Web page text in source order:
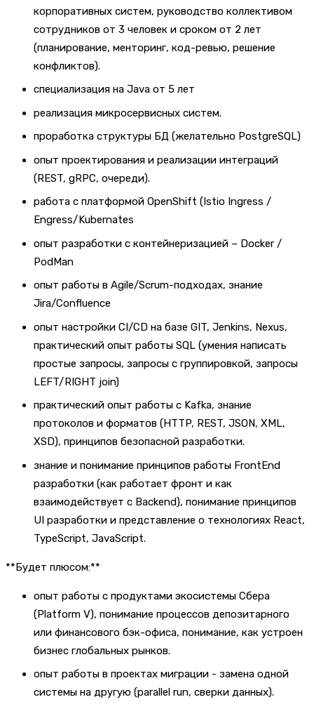
корпоративных систем, руководство коллективом
сотрудников от 3 человек и сроком от 2 лет
(планирование, менторинг, код-ревью, решение
конфликтов).
специализация на Java от 5 лет
реализация микросервисных систем.
проработка структуры БД (желательно PostgreSQL)
опыт проектирования и реализации интеграций
(REST, gRPC, очереди).
работа с платформой OpenShift (Istio Ingress /
Engress/Kubernates
опыт разработки с контейнеризацией – Docker /
PodMan
опыт работы в Agile/Scrum-подходах, знание
Jira/Confluence
опыт настройки CI/CD на базе GIT, Jenkins, Nexus,
практический опыт работы SQL (умения написать
простые запросы, запросы с группировкой, запросы
LEFT/RIGHT join)
практический опыт работы с Kafka, знание
протоколов и форматов (HTTP, REST, JSON, XML,
XSD), принципов безопасной разработки.
знание и понимание принципов работы FrontEnd
разработки (как работает фронт и как
взаимодействует с Backend), понимание принципов
UI разработки и представление о технологиях React,
TypeScript, JavaScript.
**Будет плюсом:**
опыт работы с продуктами экосистемы Сбера
(Platform V), понимание процессов депозитарного
или финансового бэк-офиса, понимание, как устроен
бизнес глобальных рынков.
опыт работы в проектах миграции - замена одной
системы на другую (parallel run, сверки данных).